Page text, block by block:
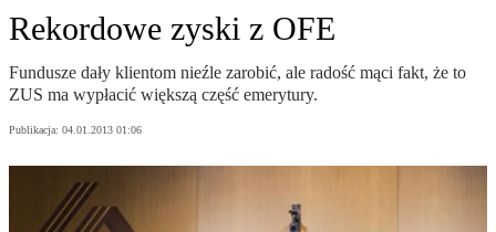
Rekordowe zyski z OFE
Fundusze dały klientom nieźle zarobić, ale radość mąci fakt, że to
ZUS ma wypłacić większą część emerytury.
Publikacja: 04.01.2013 01:06